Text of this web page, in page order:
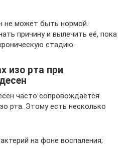
не может быть нормой.
причину и вылечить её, пока
стадию.
изо рта при
часто сопровождается
рта. Этому есть несколько
на фоне воспаления;